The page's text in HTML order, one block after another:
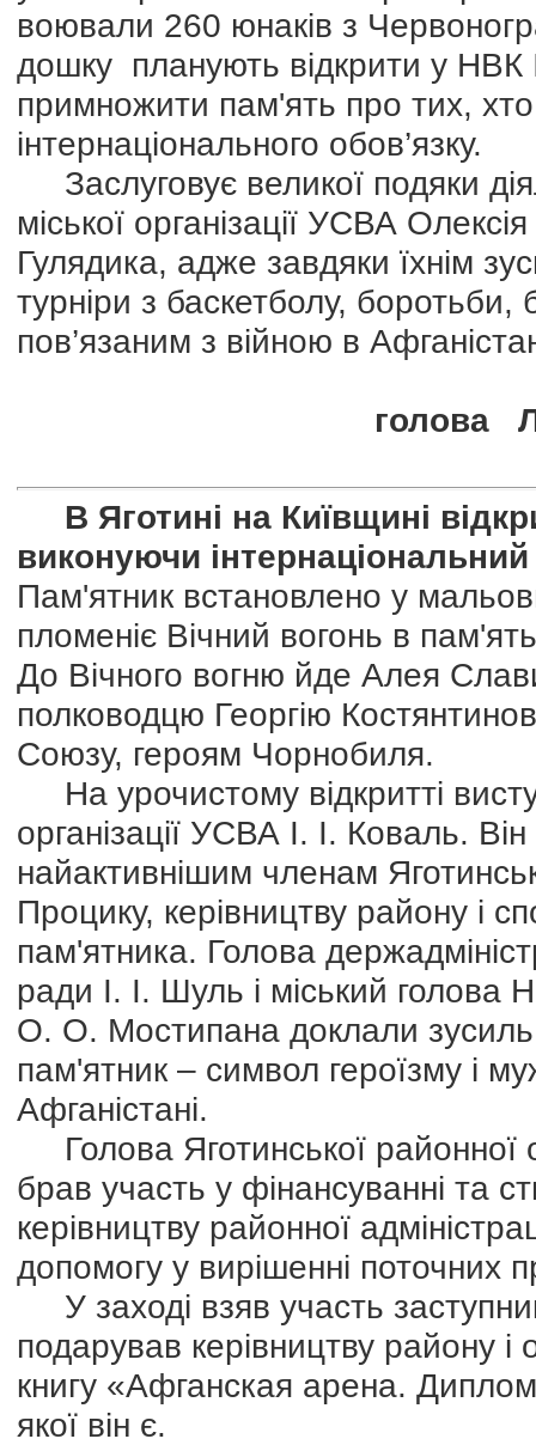
воювали 260 юнаків з
дошку планують відкрити у
примножити пам'ять про тих, хто
інтернаціонального обов’язку.
Заслуговує великої подяки
міської організації УСВА
Гулядика, адже завдяки їхнім
турніри з баскетболу, боротьби,
пов’язаним з війною в
голова
В Яготині на Київщині
виконуючи
Пам'ятник встановлено у
пломеніє Вічний вогонь в
До Вічного вогню йде Алея
полководцю Георгію
Союзу, героям Чорнобиля.
На урочистому відкритті
організації УСВА І. І. Коваль.
найактивнішим членам
Процику, керівництву району і
пам'ятника. Голова
ради І. І. Шуль і міський
О. О. Мостипана доклали
пам'ятник – символ героїзму і
Афганістані.
Голова Яготинської районної
брав участь у фінансуванні та
керівництву районної
допомогу у вирішенні поточних
У заході взяв участь
подарував керівництву району
книгу «Афганская арена.
якої він є.